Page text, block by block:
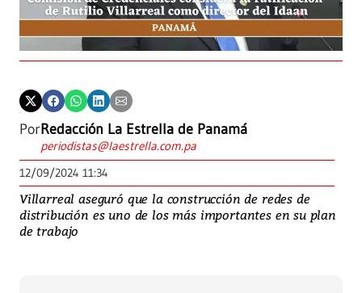
PorRedacción La Estrella de Panamá
periodistas@laestrella.com.pa
12/09/2024 11:34
Villarreal aseguró que la construcción de redes de
distribución es uno de los más importantes en su plan
de trabajo